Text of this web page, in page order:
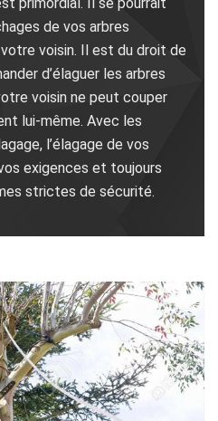
de vos arbres
voisin. Il est du droit de
d’élaguer les arbres
voisin ne peut couper
lui-même. Avec les
l’élagage de vos
exigences et toujours
strictes de sécurité.